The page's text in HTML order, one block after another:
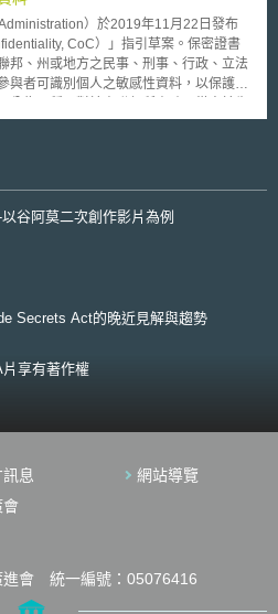
Sydney）提起訴訟，希望免除GTL對於
。主要理由包括，對人類的一部分（基
究，也會阻礙乳癌與卵巢癌治療方法的研
障礙。固然專利權人得維持高檢測費用，
可專利性的，此案若勝訴，澳洲專利局
基因或物質，具可專利性之見解，所以該
）於2019年11月22日發布
CoC）」指引草案。保密證書
邦、州或地方之民事、刑事、行政、立法
者可識別個人之敏感性資料，以保護研
或其他研究，於研究時會收集可識別個人
；而對於從事非由聯邦所資助之研究的研
動核發予該研究人員，惟當研究涉及
草案旨在提供裁量型保密證書之相關規
者所參與之人體研究是否收集可識別個
感性資料之機密性？ 於FDA完
即可作為保密證書。該保密證書之接受者
回覆信件中所要求之保證事項，以保護人
谷阿莫二次創作影片為例
Secrets Act的晚近見解與趨勢
享有著作權
息
網站導覽
進會 統一編號：05076416